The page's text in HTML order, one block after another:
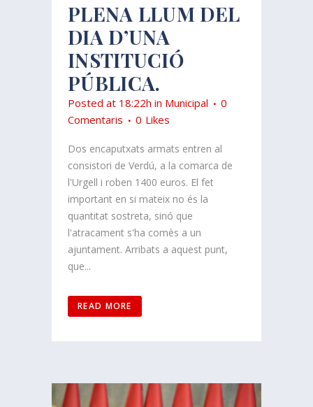
PLENA LLUM DEL
DIA D’UNA
INSTITUCIÓ
PÚBLICA.
Posted at 18:22h in Municipal
0
Comentaris
0 Likes
Dos encaputxats armats entren al
consistori de Verdú, a la comarca de
l'Urgell i roben 1400 euros. El fet
important en si mateix no és la
quantitat sostreta, sinó que
l'atracament s'ha comès a un
ajuntament. Arribats a aquest punt,
que...
READ MORE